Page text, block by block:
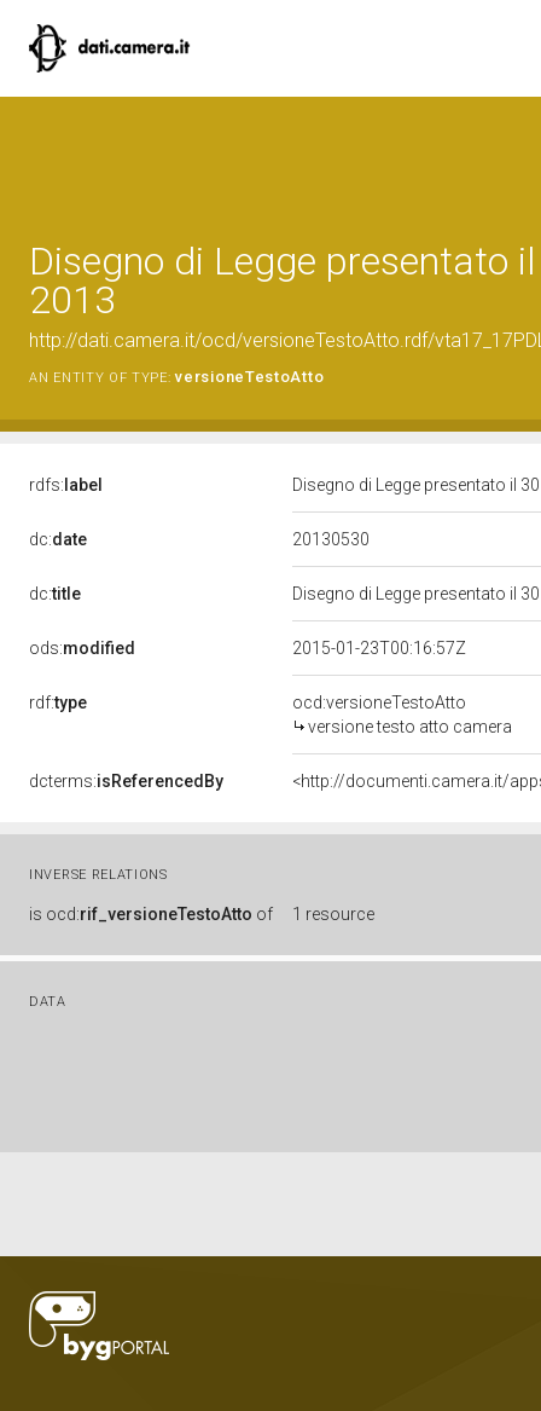
Disegno di Legge presentato
2013
http://dati.camera.it/ocd/versioneTestoAtto.rdf/
AN ENTITY OF TYPE: versioneTestoAtto
rdfs: label Disegno di Legge presentato il
dc:date 20130530
dc:title Disegno di Legge presentato il
ods:modified 2015-01-23T00:16:57Z
rdf:type
ocd:versioneTestoAtto
versione testo atto camera
dcterms:isReferencedBy
INVERSE RELATIONS
is ocd:rif_versioneTestoAtto of 1 resource
DATA